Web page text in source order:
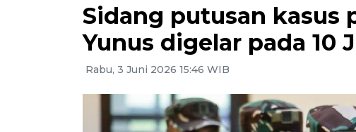
Sidang putusan kasus
Yunus digelar pada 10
Rabu, 3 Juni 2026 15:46 WIB